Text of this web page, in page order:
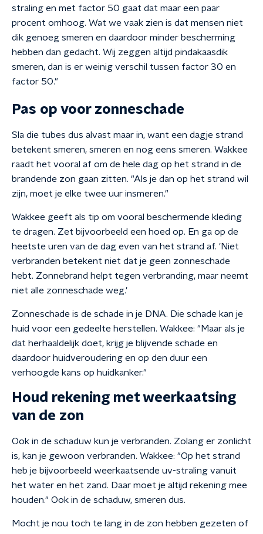
straling en met factor 50 gaat dat maar een paar
procent omhoog. Wat we vaak zien is dat mensen niet
dik genoeg smeren en daardoor minder bescherming
hebben dan gedacht. Wij zeggen altijd pindakaasdik
smeren, dan is er weinig verschil tussen factor 30 en
factor 50."
Pas op voor zonneschade
Sla die tubes dus alvast maar in, want een dagje strand
betekent smeren, smeren en nog eens smeren. Wakkee
raadt het vooral af om de hele dag op het strand in de
brandende zon gaan zitten. "Als je dan op het strand wil
zijn, moet je elke twee uur insmeren."
Wakkee geeft als tip om vooral beschermende kleding
te dragen. Zet bijvoorbeeld een hoed op. En ga op de
heetste uren van de dag even van het strand af. 'Niet
verbranden betekent niet dat je geen zonneschade
hebt. Zonnebrand helpt tegen verbranding, maar neemt
niet alle zonneschade weg.'
Zonneschade is de schade in je DNA. Die schade kan je
huid voor een gedeelte herstellen. Wakkee: "Maar als je
dat herhaaldelijk doet, krijg je blijvende schade en
daardoor huidveroudering en op den duur een
verhoogde kans op huidkanker."
Houd rekening met weerkaatsing
van de zon
Ook in de schaduw kun je verbranden. Zolang er zonlicht
is, kan je gewoon verbranden. Wakkee: "Op het strand
heb je bijvoorbeeld weerkaatsende uv-straling vanuit
het water en het zand. Daar moet je altijd rekening mee
houden." Ook in de schaduw, smeren dus.
Mocht je nou toch te lang in de zon hebben gezeten of